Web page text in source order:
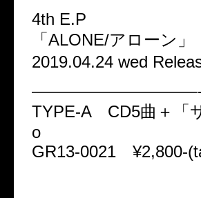
4th E.P
「ALONE/アローン」
2019.04.24 wed
TYPE-A CD5曲＋「
o
GR13-0021 ¥2,800-